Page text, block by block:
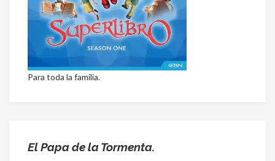
Para toda la familia.
El Papa de la Tormenta.